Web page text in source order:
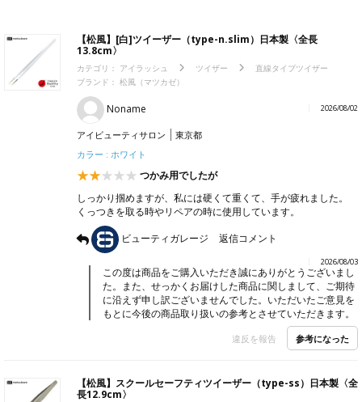
【松風】[白]ツイーザー（type-n.slim）日本製〈全長
13.8cm〉
カテゴリ： アイラッシュ ツイザー
直線タイプツイザー
ブランド： 松風（マツカゼ）
Noname 2026/08/02
アイビューティサロン
東京都
カラー : ホワイト
つかみ用でしたが
しっかり掴めますが、私には硬くて重くて、手が疲れました。
くっつきを取る時やリペアの時に使用しています。
ビューティガレージ
返信コメント
2026/08/03
この度は商品をご購入いただき誠にありがとうございまし
た。また、せっかくお届けした商品に関しまして、ご期待
に沿えず申し訳ございませんでした。いただいたご意見を
もとに今後の商品取り扱いの参考とさせていただきます。
違反を報告 参考になった
【松風】スクールセーフティツイーザー（type-ss）日本製〈全
長12.9cm〉